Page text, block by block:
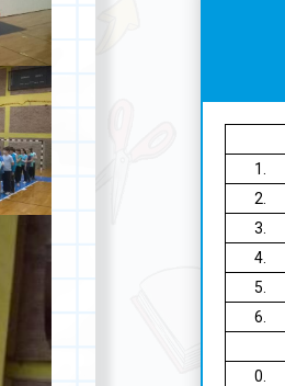
1.
2.
3.
4.
5.
6.
0.